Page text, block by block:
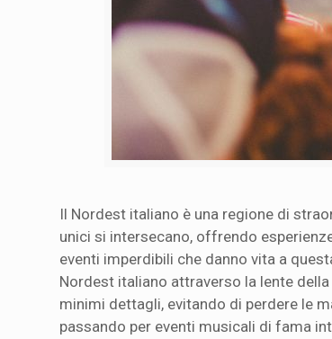
Il Nordest italiano è una regione di
unici si intersecano, offrendo
eventi imperdibili che danno vita a
Nordest italiano attraverso la lente
minimi dettagli, evitando di perdere le
passando per eventi musicali di fama